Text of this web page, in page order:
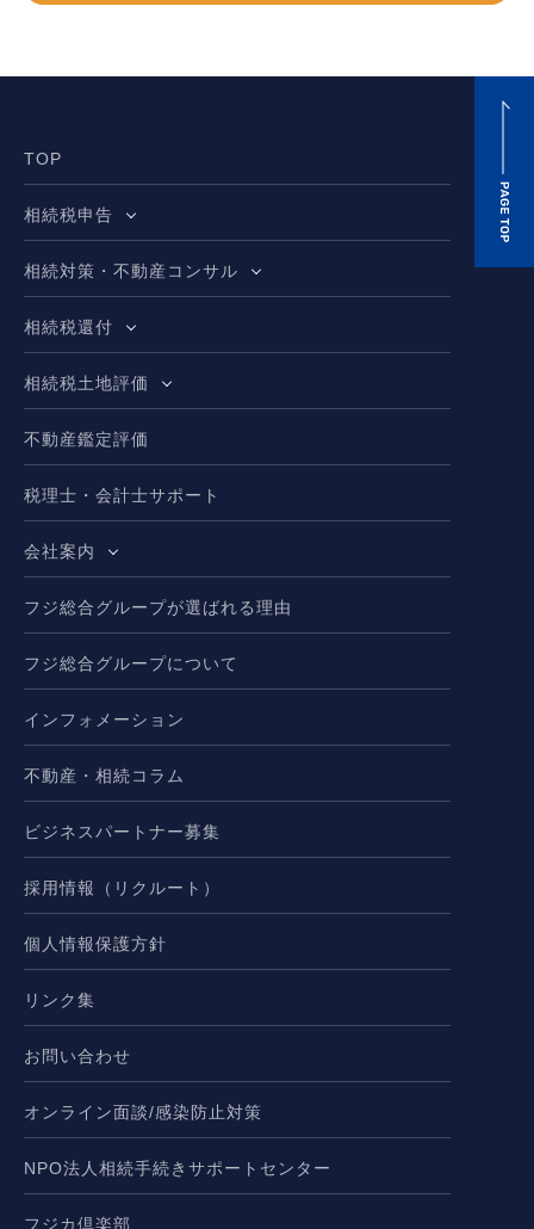
TOP
相続税申告
相続対策・不動産コンサル
相続税還付
相続税土地評価
不動産鑑定評価
税理士・会計士サポート
会社案内
フジ総合グループが選ばれる理由
フジ総合グループについて
インフォメーション
不動産・相続コラム
ビジネスパートナー募集
採用情報（リクルート）
個人情報保護方針
リンク集
お問い合わせ
オンライン面談/感染防止対策
NPO法人相続手続きサポートセンター
フジカ倶楽部